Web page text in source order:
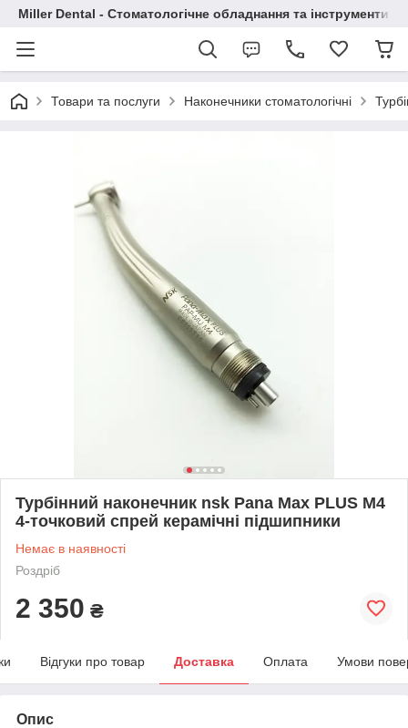
Miller Dental - Стоматологічне обладнання та інструменти
Товари та послуги Наконечники стоматологічні
Турбінний наконечник nsk Pana Max PLUS M4
4-точковий спрей керамічні підшипники
Немає в наявності
Роздріб
2 350 ₴
Відгуки про товар Доставка Оплата Умови
Опис